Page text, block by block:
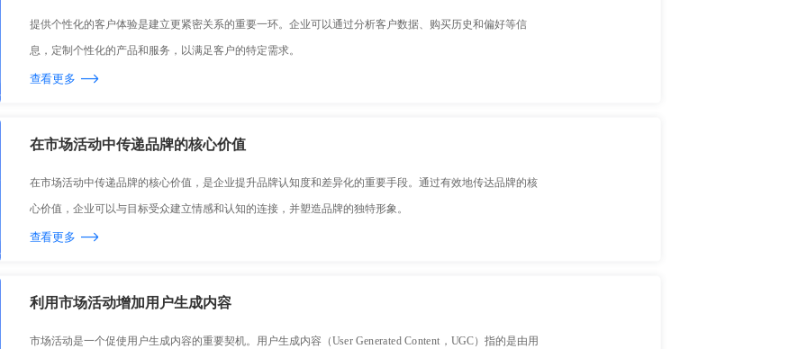
提供个性化的客户体验是建立更紧密关系的重要一环。企业可以通过分析客户数据、购买历史和偏好等信
息，定制个性化的产品和服务，以满足客户的特定需求。
查看更多
在市场活动中传递品牌的核心价值
在市场活动中传递品牌的核心价值，是企业提升品牌认知度和差异化的重要手段。通过有效地传达品牌的核
心价值，企业可以与目标受众建立情感和认知的连接，并塑造品牌的独特形象。
查看更多
利用市场活动增加用户生成内容
市场活动是一个促使用户生成内容的重要契机。用户生成内容（User Generated Content，UGC）指的是由用